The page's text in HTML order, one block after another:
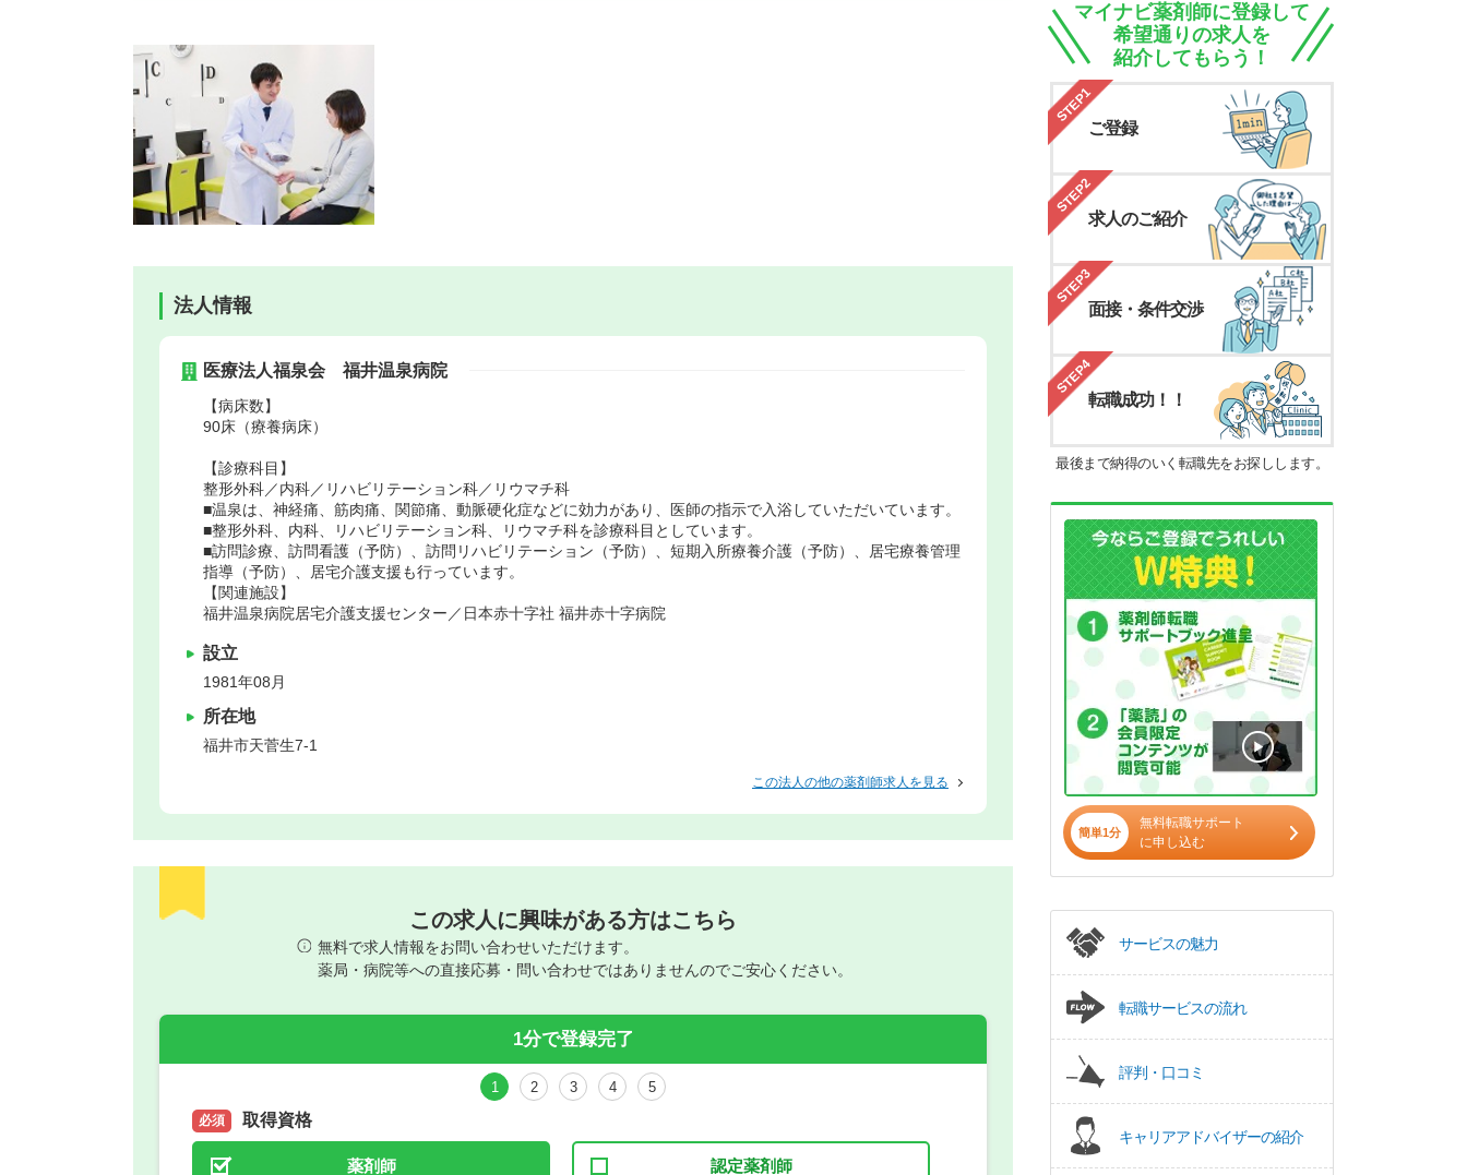
法人情報
医療法人福泉会 福井温泉病院
【病床数】
90床（療養病床）
【診療科目】
整形外科／内科／リハビリテーション科／リウマチ科
■温泉は、神経痛、筋肉痛、関節痛、動脈硬化症などに効力があり、医師の指示で入浴していただいています。
■整形外科、内科、リハビリテーション科、リウマチ科を診療科目としています。
■訪問診療、訪問看護（予防）、訪問リハビリテーション（予防）、短期入所療養介護（予防）、居宅療養管理
指導（予防）、居宅介護支援も行っています。
【関連施設】
福井温泉病院居宅介護支援センター／日本赤十字社 福井赤十字病院
設立
1981年08月
所在地
福井市天菅生7-1
この法人の他の薬剤師求人を見る
この求人に興味がある方はこちら
無料で求人情報をお問い合わせいただけます。
薬局・病院等への直接応募・問い合わせではありませんのでご安心ください。
1分で登録完了
1 2 3 4 5
必須 取得資格
薬剤師 認定薬剤師
希望の働き方
正社員
マイナビ薬剤師に登録して
希望通りの求人を
紹介してもらう！
STEP1
ご登録
STEP2
求人のご紹介
STEP3
面接・条件交渉
STEP4
転職成功！！
最後まで納得のいく転職先をお探しします。
簡単1分
無料転職サポート
に申し込む
サービスの魅力
転職サービスの流れ
評判・口コミ
キャリアアドバイザーの紹介